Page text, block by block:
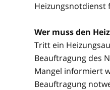
Heizungsnotdienst
Wer muss den
Tritt ein
Beauftragung des
Mangel informiert
Beauftragung